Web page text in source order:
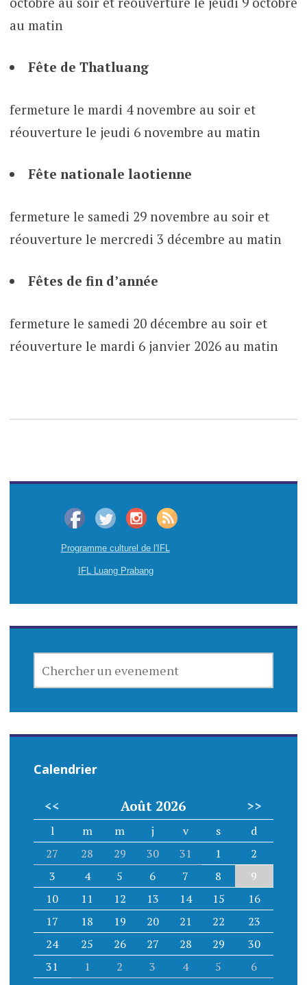
au matin
Fête de Thatluang
fermeture le mardi 4 novembre au soir et
réouverture le jeudi 6 novembre au matin
Fête nationale laotienne
fermeture le samedi 29 novembre au soir et
réouverture le mercredi 3 décembre au matin
Fêtes de fin d’année
fermeture le samedi 20 décembre au soir et
réouverture le mardi 6 janvier 2026 au matin
Programme culturel de l'IFL
IFL Luang Prabang
UN
Calendrier
<< Août 2026 >>
l m m j v s
d
27
28 29 30 31 1
2
3
4 5 6 7 8
9
10
11 12 13 14 15
16
17
18 19 20 21 22
23
24
25 26 27 28 29
30
31
1 2 3 4 5 6